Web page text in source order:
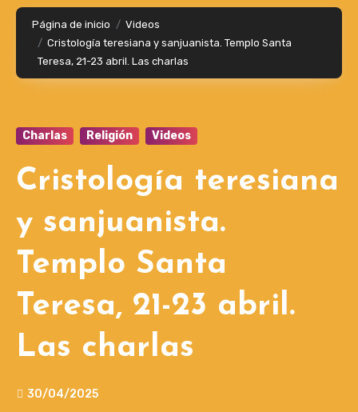
Página de inicio
Videos
Cristología teresiana y sanjuanista. Templo Santa
Teresa, 21-23 abril. Las charlas
Charlas Religión Videos
Cristología teresiana
y sanjuanista.
Templo Santa
Teresa, 21-23 abril.
Las charlas
30/04/2025